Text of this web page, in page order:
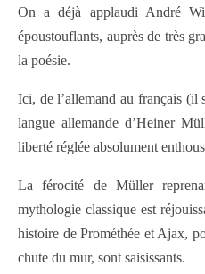
On a déjà applaudi André
époustouflants, auprès de très
la poésie.
Ici, de l’allemand au français
langue allemande d’Heiner
liberté réglée absolument
La férocité de Müller
mythologie classique est
histoire de Prométhée et Ajax,
chute du mur, sont saisissants.